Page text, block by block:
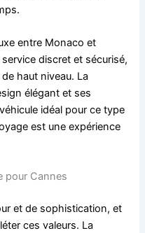
entre Monaco et
discret et sécurisé,
haut niveau. La
élégant et ses
idéal pour ce type
est une expérience
pour Cannes
et de sophistication, et
ces valeurs. La